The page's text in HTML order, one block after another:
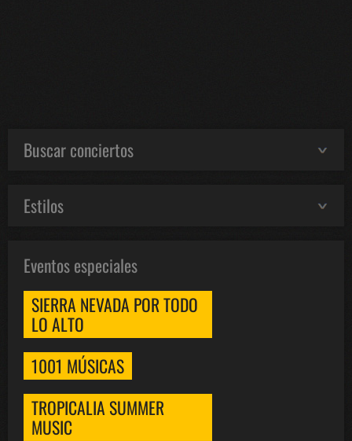
Buscar conciertos
Estilos
Eventos especiales
SIERRA NEVADA POR TODO
LO ALTO
1001 MÚSICAS
TROPICALIA SUMMER
MUSIC